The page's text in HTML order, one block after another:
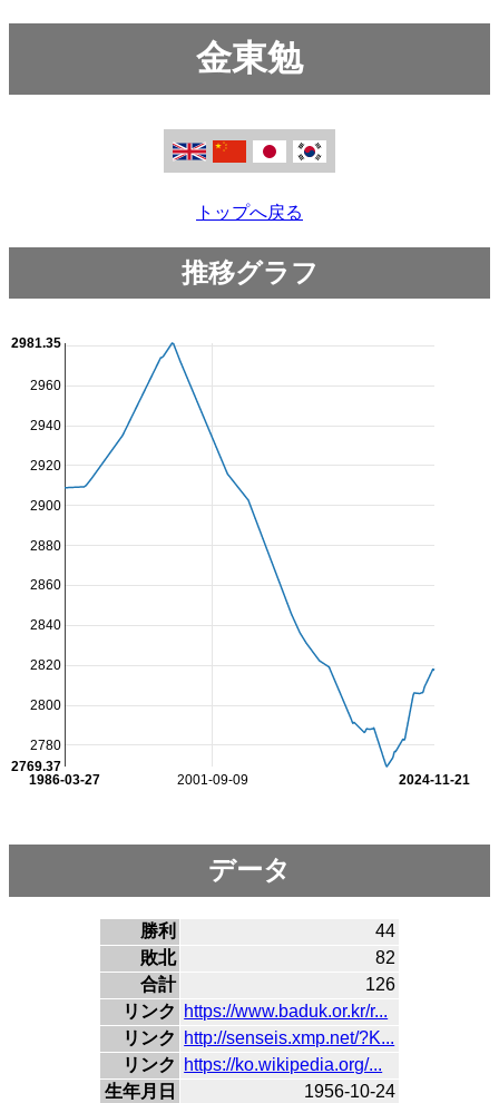
金東勉
トップへ戻る
推移グラフ
2001-09-09
1986-03-27 2024-11-21
2780
2800
2820
2840
2860
2880
2900
2920
2940
2960
2769.37
2981.35
データ
勝利
44
敗北
82
合計
126
リンク
https://www.baduk.or.kr/r...
リンク
http://senseis.xmp.net/?K...
リンク
https://ko.wikipedia.org/...
生年月日
1956-10-24